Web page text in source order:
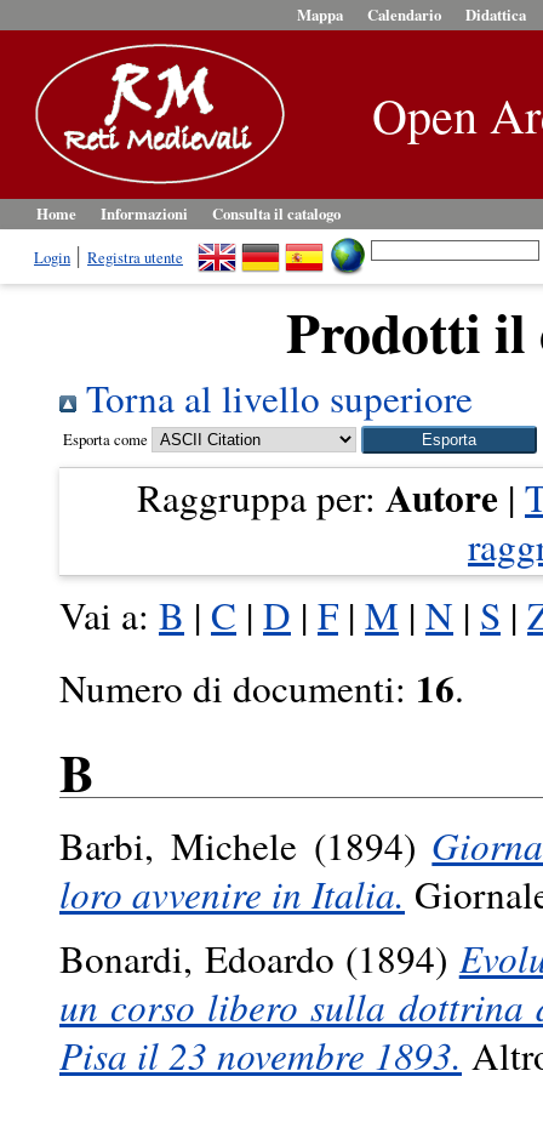
Mappa Calendario Didattica
Open
Home Informazioni
Consulta il catalogo
Login
Registra utente
Prodotti il
Torna al livello superiore
Esporta come
Raggruppa per: Autore |
Vai a: B | C | D | F | M | N | S |
Numero di documenti: 16.
B
Barbi, Michele (1894)
loro avvenire in Italia.
Bonardi, Edoardo (1894)
un corso libero sulla dottrina
Pisa il 23 novembre 1893.